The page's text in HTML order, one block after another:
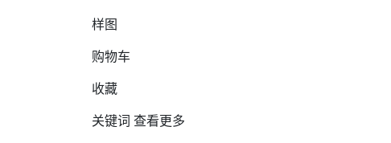
样图
购物车
收藏
关键词 查看更多